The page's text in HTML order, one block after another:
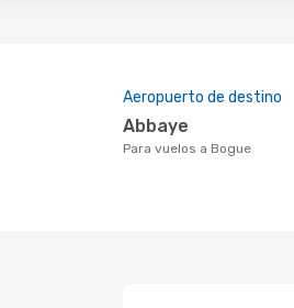
Aeropuerto de destino
Abbaye
Para vuelos a Bogue